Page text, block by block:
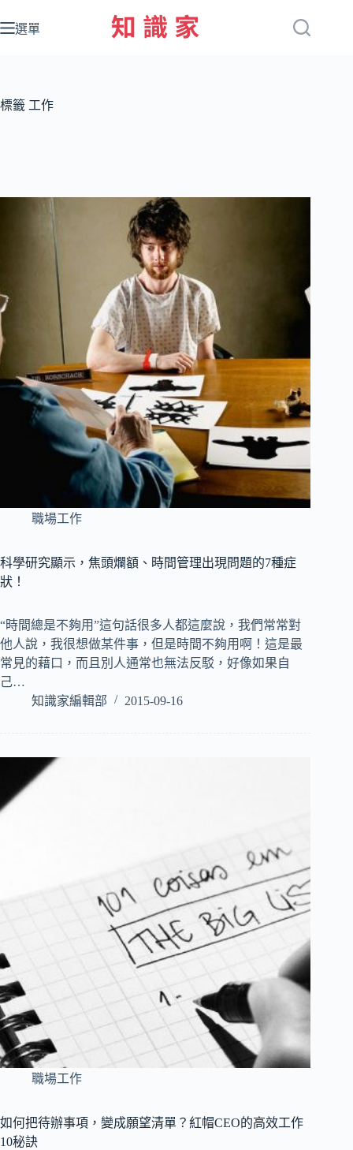
至
容
選單
標籤 工作
職場工作
科學研究顯示，焦頭爛額、時間管理出現問題的7種症
狀！
“時間總是不夠用”這句話很多人都這麼說，我們常常對
他人說，我很想做某件事，但是時間不夠用啊！這是最
常見的藉口，而且別人通常也無法反駁，好像如果自
己…
知識家編輯部
2015-09-16
職場工作
如何把待辦事項，變成願望清單？紅帽CEO的高效工作
10秘訣